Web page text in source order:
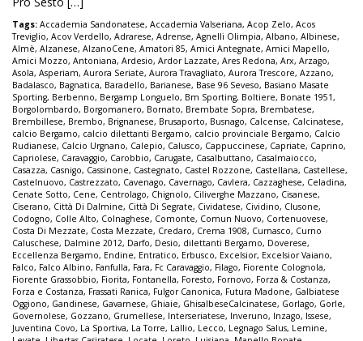
Tags: Accademia Sandonatese, Accademia Valseriana, Acop Zelo, Acos
Treviglio, Acov Verdello, Adrarese, Adrense, Agnelli Olimpia, Albano, Albinese,
Almè, Alzanese, AlzanoCene, Amatori 85, Amici Antegnate, Amici Mapello,
Amici Mozzo, Antoniana, Ardesio, Ardor Lazzate, Ares Redona, Arx, Arzago,
Asola, Asperiam, Aurora Seriate, Aurora Travagliato, Aurora Trescore, Azzano,
Badalasco, Bagnatica, Baradello, Barianese, Base 96 Seveso, Basiano Masate
Sporting, Berbenno, Bergamp Longuelo, Bm Sporting, Boltiere, Bonate 1951,
Borgolombardo, Borgomanero, Bornato, Brembate Sopra, Brembatese,
Brembillese, Brembo, Brignanese, Brusaporto, Busnago, Calcense, Calcinatese,
calcio Bergamo, calcio dilettanti Bergamo, calcio provinciale Bergamo, Calcio
Rudianese, Calcio Urgnano, Calepio, Calusco, Cappuccinese, Capriate, Caprino,
Capriolese, Caravaggio, Carobbio, Carugate, Casalbuttano, Casalmaiocco,
Casazza, Casnigo, Cassinone, Castegnato, Castel Rozzone, Castellana, Castellese,
Castelnuovo, Castrezzato, Cavenago, Cavernago, Cavlera, Cazzaghese, Celadina,
Cenate Sotto, Cene, Centrolago, Chignolo, Ciliverghe Mazzano, Cisanese,
Ciserano, Città Di Dalmine, Città Di Segrate, Cividatese, Cividino, Clusone,
Codogno, Colle Alto, Colnaghese, Comonte, Comun Nuovo, Cortenuovese,
Costa Di Mezzate, Costa Mezzate, Credaro, Crema 1908, Curnasco, Curno
Caluschese, Dalmine 2012, Darfo, Desio, dilettanti Bergamo, Doverese,
Eccellenza Bergamo, Endine, Entratico, Erbusco, Excelsior, Excelsior Vaiano,
Falco, Falco Albino, Fanfulla, Fara, Fc Caravaggio, Filago, Fiorente Colognola,
Fiorente Grassobbio, Fiorita, Fontanella, Foresto, Fornovo, Forza & Costanza,
Forza e Costanza, Frassati Ranica, Fulgor Canonica, Futura Madone, Galbiatese
Oggiono, Gandinese, Gavarnese, Ghiaie, GhisalbeseCalcinatese, Gorlago, Gorle,
Governolese, Gozzano, Grumellese, Interseriatese, Inveruno, Inzago, Issese,
Juventina Covo, La Sportiva, La Torre, Lallio, Lecco, Legnago Salus, Lemine,